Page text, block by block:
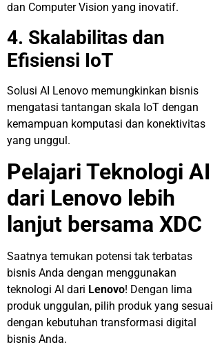
dan Computer Vision yang inovatif.
4. Skalabilitas dan
Efisiensi IoT
Solusi AI Lenovo memungkinkan bisnis
mengatasi tantangan skala IoT dengan
kemampuan komputasi dan konektivitas
yang unggul.
Pelajari Teknologi AI
dari Lenovo lebih
lanjut bersama XDC
Saatnya temukan potensi tak terbatas
bisnis Anda dengan menggunakan
teknologi AI dari Lenovo! Dengan lima
produk unggulan, pilih produk yang sesuai
dengan kebutuhan transformasi digital
bisnis Anda.